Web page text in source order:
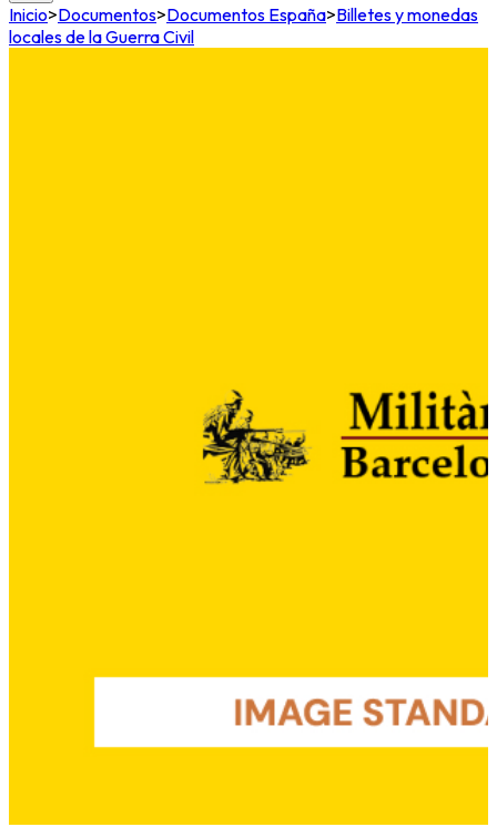
Inicio>Documentos>Documentos España>Billetes y monedas
locales de la Guerra Civil